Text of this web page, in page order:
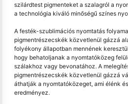
szilárdtest pigmenteket a szalagról a
a technológia kiváló minőségű színes
A festék-szublimációs nyomtatás
pigmentrészecskék közvetlenül gázzá
folyékony állapotban mennének
hogy behatoljanak a nyomtatóközeg
szálakhoz vagy bevonatához. A
pigmentrészecskék közvetlenül gázzá
áthatják a nyomtatóközeget, ami élénk
eredményez.